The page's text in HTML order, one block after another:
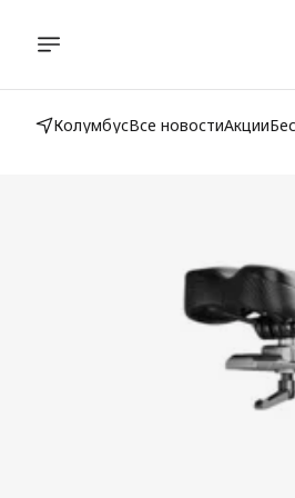
КолумбусВсе новостиАкции